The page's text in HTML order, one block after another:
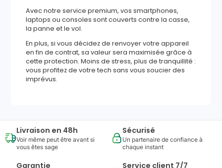
Avec notre service premium, vos smartphones,
laptops ou consoles sont couverts contre la casse,
la panne et le vol.
En plus, si vous décidez de renvoyer votre appareil
en fin de contrat, sa valeur sera maximisée grâce à
cette protection. Moins de stress, plus de tranquillité :
vous profitez de votre tech sans vous soucier des
imprévus.
Livraison en 48h
Voir même peut être avant si
vous êtes sage
Sécurisé
Un partenaire de confiance à
chaque instant
Garantie Service client 7/7